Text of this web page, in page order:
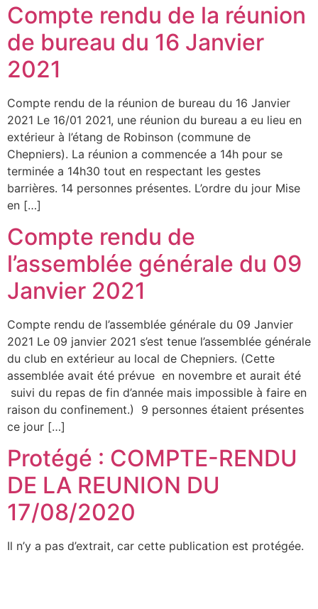
Compte rendu de la réunion
de bureau du 16 Janvier
2021
Compte rendu de la réunion de bureau du 16 Janvier
2021 Le 16/01 2021, une réunion du bureau a eu lieu en
extérieur à l’étang de Robinson (commune de
Chepniers). La réunion a commencée a 14h pour se
terminée a 14h30 tout en respectant les gestes
barrières. 14 personnes présentes. L’ordre du jour Mise
en […]
Compte rendu de
l’assemblée générale du 09
Janvier 2021
Compte rendu de l’assemblée générale du 09 Janvier
2021 Le 09 janvier 2021 s’est tenue l’assemblée générale
du club en extérieur au local de Chepniers. (Cette
assemblée avait été prévue en novembre et aurait été
suivi du repas de fin d’année mais impossible à faire en
raison du confinement.) 9 personnes étaient présentes
ce jour […]
Protégé : COMPTE-RENDU
DE LA REUNION DU
17/08/2020
Il n’y a pas d’extrait, car cette publication est protégée.